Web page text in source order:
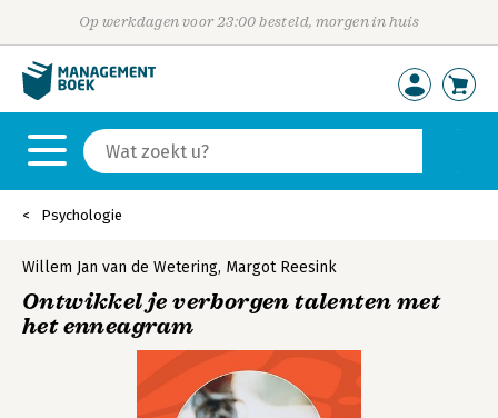
Op werkdagen voor 23:00 besteld, morgen in huis
Psychologie
Willem Jan van de Wetering, Margot Reesink
Ontwikkel je verborgen talenten met
het enneagram